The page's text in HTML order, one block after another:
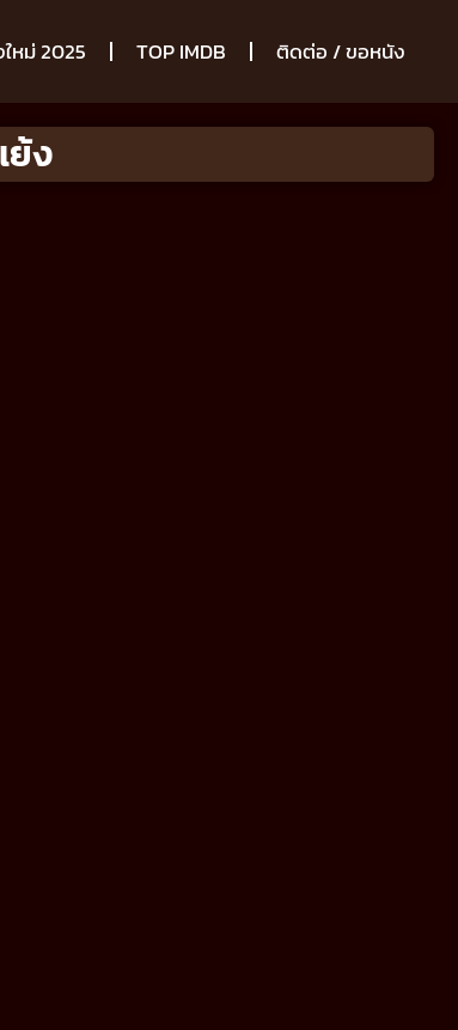
หม่ 2025 TOP IMDB ติดต่อ / ขอหนัง
ง